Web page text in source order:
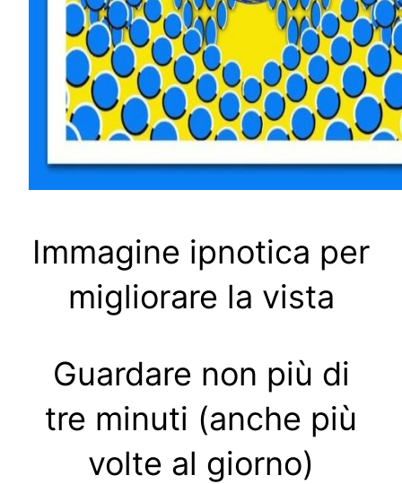
Immagine ipnotica per
migliorare la vista
Guardare non più di
tre minuti (anche più
volte al giorno)